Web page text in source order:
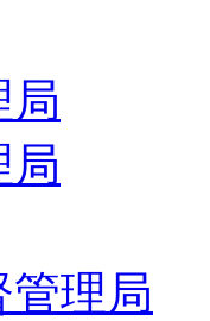
局
局
理局